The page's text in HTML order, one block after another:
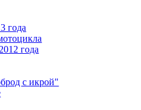
года
года
с икрой"